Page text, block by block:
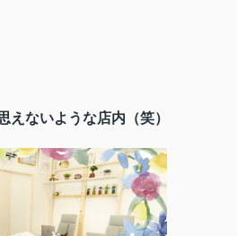
えないような店内（笑）